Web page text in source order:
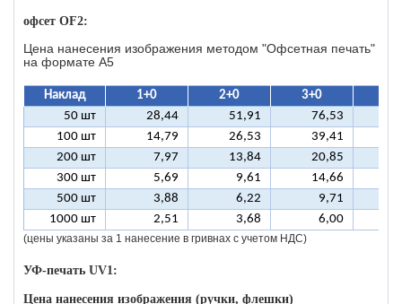
офсет OF2:
Цена нанесения изображения методом "Офсетная печать"
на формате A5
Наклад 1+0 2+0 3+0
50 шт
28,44 51,91 76,53
100 шт
14,79 26,53 39,41
200 шт
7,97 13,84 20,85
300 шт
5,69 9,61 14,66
500 шт
3,88 6,22 9,71
1000 шт
2,51 3,68 6,00
(цены указаны за 1 нанесение в гривнах с учетом НДС)
УФ-печать UV1:
Цена нанесения изображения (ручки, флешки)